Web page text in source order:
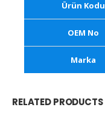
Ürün Kodu
OEM No
Marka
RELATED PRODUCTS